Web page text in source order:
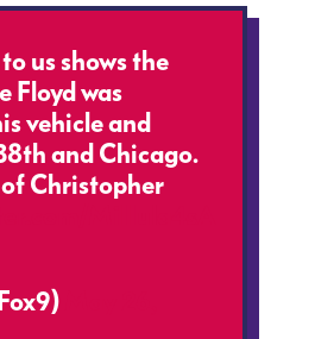
us shows the
Floyd was
vehicle and
and Chicago.
Christopher